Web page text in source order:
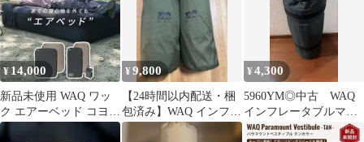
¥14,000
新品未使用 WAQ ワッ
ク エアーベッド コヨー
テ シングル
¥9,800
【24時間以内配送・梱
包済み】WAQ インフレ
ータブル式マット 8cm
¥4,300
5960YM◎中古 WAQ
インフレータブルマッ
ト オリーブ